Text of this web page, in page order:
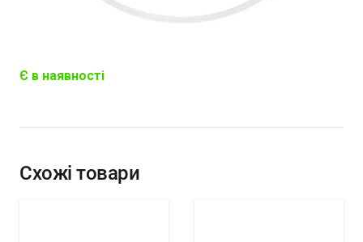
Є в наявності
Схожі товари